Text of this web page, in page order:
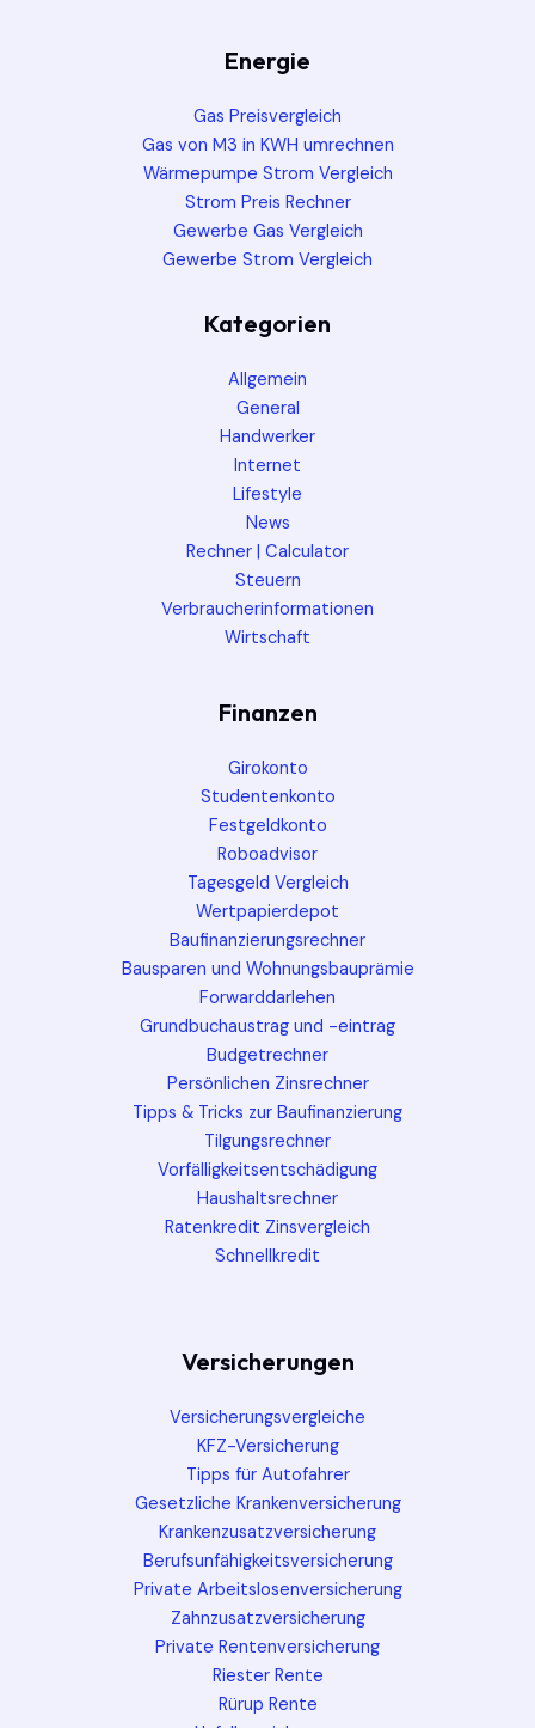
Energie
Gas Preisvergleich
Gas von M3 in KWH umrechnen
Wärmepumpe Strom Vergleich
Strom Preis Rechner
Gewerbe Gas Vergleich
Gewerbe Strom Vergleich
Kategorien
Allgemein
General
Handwerker
Internet
Lifestyle
News
Rechner | Calculator
Steuern
Verbraucherinformationen
Wirtschaft
Finanzen
Girokonto
Studentenkonto
Festgeldkonto
Roboadvisor
Tagesgeld Vergleich
Wertpapierdepot
Baufinanzierungsrechner
Bausparen und Wohnungsbauprämie
Forwarddarlehen
Grundbuchaustrag und -eintrag
Budgetrechner
Persönlichen Zinsrechner
Tipps & Tricks zur Baufinanzierung
Tilgungsrechner
Vorfälligkeitsentschädigung
Haushaltsrechner
Ratenkredit Zinsvergleich
Schnellkredit
Versicherungen
Versicherungsvergleiche
KFZ-Versicherung
Tipps für Autofahrer
Gesetzliche Krankenversicherung
Krankenzusatzversicherung
Berufsunfähigkeitsversicherung
Private Arbeitslosenversicherung
Zahnzusatzversicherung
Private Rentenversicherung
Riester Rente
Rürup Rente